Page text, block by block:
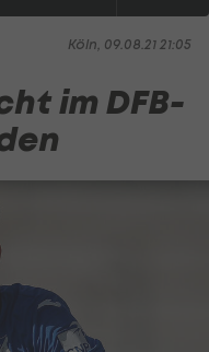
Köln, 09.08.21 21:05
im DFB-